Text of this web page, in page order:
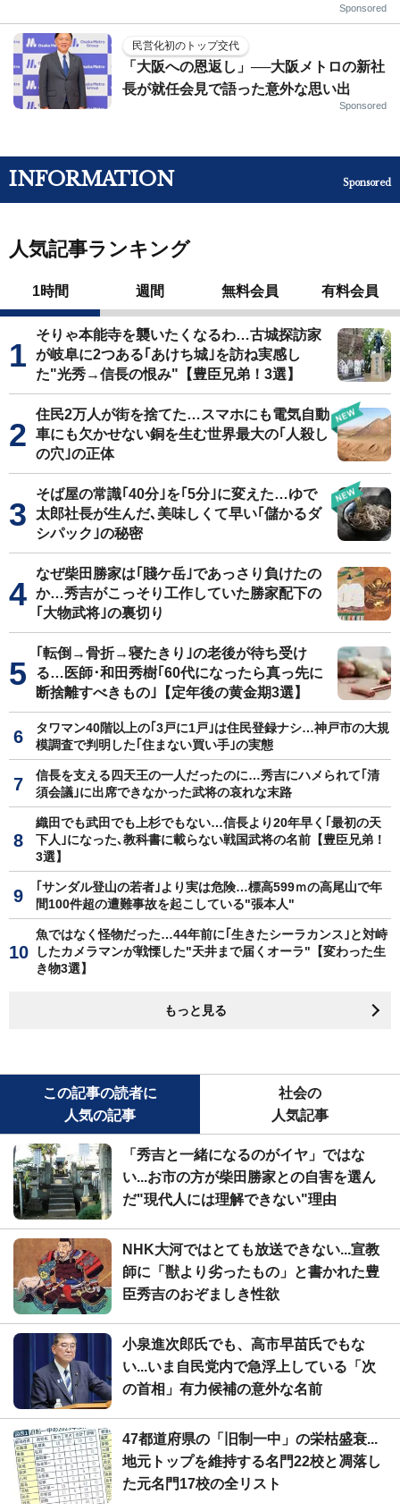
Sponsored
民営化初のトップ交代
「大阪への恩返し」──大阪メトロの新社
長が就任会見で語った意外な思い出
Sponsored
INFORMATION Sponsored
人気記事ランキング
1時間 週間 無料会員 有料会員
そりゃ本能寺を襲いたくなるわ…古城探訪家
が岐阜に2つある｢あけち城｣を訪ね実感し
た"光秀→信長の恨み"【豊臣兄弟！3選】
住民2万人が街を捨てた…スマホにも電気自動
車にも欠かせない銅を生む世界最大の｢人殺し
の穴｣の正体
そば屋の常識｢40分｣を｢5分｣に変えた…ゆで
太郎社長が生んだ､美味しくて早い｢儲かるダ
シパック｣の秘密
なぜ柴田勝家は｢賤ケ岳｣であっさり負けたの
か…秀吉がこっそり工作していた勝家配下の
｢大物武将｣の裏切り
｢転倒→骨折→寝たきり｣の老後が待ち受け
る…医師･和田秀樹｢60代になったら真っ先に
断捨離すべきもの｣【定年後の黄金期3選】
タワマン40階以上の｢3戸に1戸｣は住民登録ナシ…神戸市の大規
模調査で判明した｢住まない買い手｣の実態
信長を支える四天王の一人だったのに…秀吉にハメられて｢清
須会議｣に出席できなかった武将の哀れな末路
織田でも武田でも上杉でもない…信長より20年早く｢最初の天
下人｣になった､教科書に載らない戦国武将の名前【豊臣兄弟！
3選】
｢サンダル登山の若者｣より実は危険…標高599ｍの高尾山で年
間100件超の遭難事故を起こしている"張本人"
魚ではなく怪物だった…44年前に｢生きたシーラカンス｣と対峙
したカメラマンが戦慄した"天井まで届くオーラ"【変わった生
き物3選】
もっと見る
この記事の読者に
人気の記事
社会の
人気記事
「秀吉と一緒になるのがイヤ」ではな
い...お市の方が柴田勝家との自害を選ん
だ"現代人には理解できない"理由
NHK大河ではとても放送できない...宣教
師に「獣より劣ったもの」と書かれた豊
臣秀吉のおぞましき性欲
小泉進次郎氏でも、高市早苗氏でもな
い...いま自民党内で急浮上している「次
の首相」有力候補の意外な名前
47都道府県の「旧制一中」の栄枯盛衰...
地元トップを維持する名門22校と凋落し
た元名門17校の全リスト